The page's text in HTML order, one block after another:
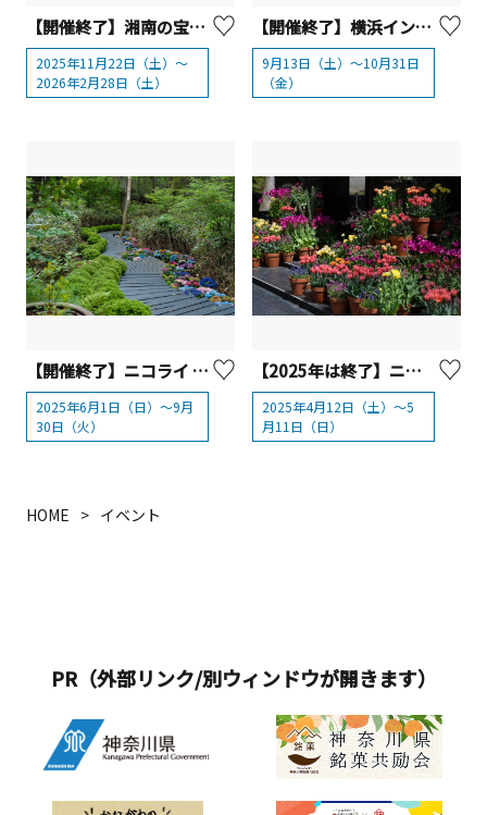
【開催終了】湘南の宝石2025-2026【藤沢市】
2025年11月22日（土）～
2026年2月28日（土）
【開催終了】横浜イングリッシュガーデン「ハロウィン・ディスプレイ2025」
9月13日（土）～10月31日
（金）
【開催終了】ニコライ バーグマン 箱根 ガーデンズ「HYDRANGEA HEAVEN」2025. 6.1 - 9.30
2025年6月1日（日）～9月
30日（火）
【2025年は終了】ニコライ バーグマン 箱根 ガーデンズ～春～
2025年4月12日（土）～5
月11日（日）
HOME イベント
PR（外部リンク/別ウィンドウが開きます）